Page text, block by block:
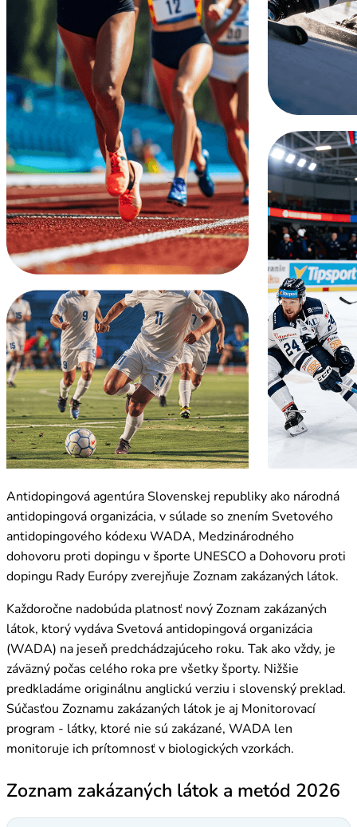
Antidopingová agentúra Slovenskej republiky ako národná
antidopingová organizácia, v súlade so znením Svetového
antidopingového kódexu WADA, Medzinárodného
dohovoru proti dopingu v športe UNESCO a Dohovoru proti
dopingu Rady Európy zverejňuje Zoznam zakázaných látok.
Každoročne nadobúda platnosť nový Zoznam zakázaných
látok, ktorý vydáva Svetová antidopingová organizácia
(WADA) na jeseň predchádzajúceho roku. Tak ako vždy, je
záväzný počas celého roka pre všetky športy. Nižšie
predkladáme originálnu anglickú verziu i slovenský preklad.
Súčasťou Zoznamu zakázaných látok je aj Monitorovací
program - látky, ktoré nie sú zakázané, WADA len
monitoruje ich prítomnosť v biologických vzorkách.
Zoznam zakázaných látok a metód 2026